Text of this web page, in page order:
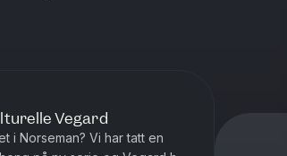
Vegard
i Norseman? Vi har tatt en